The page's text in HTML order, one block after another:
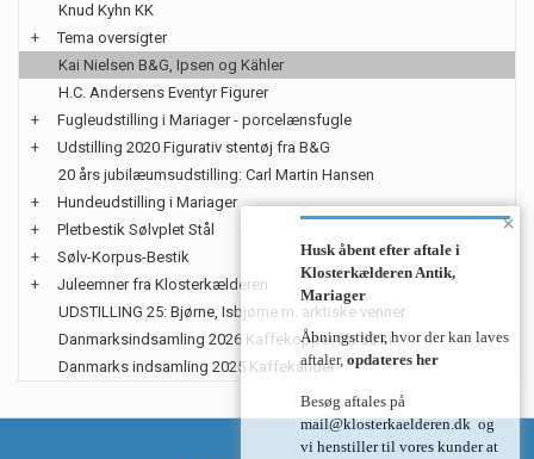
Knud Kyhn KK
+
Tema oversigter
Kai Nielsen B&G, Ipsen og Kähler
H.C. Andersens Eventyr Figurer
+
Fugleudstilling i Mariager - porcelænsfugle
+
Udstilling 2020 Figurativ stentøj fra B&G
20 års jubilæumsudstilling: Carl Martin Hansen
+
Hundeudstilling i Mariager
+
Pletbestik Sølvplet Stål
+
Sølv-Korpus-Bestik
+
Juleemner fra Klosterkælderen
UDSTILLING 25: Bjørne, Isbjørne m. arktiske venner
Danmarksindsamling 2026 Kaffekopper fra 50 kr
Danmarks indsamling 2025 Kaffekander
×
Husk åbent efter aftale i
Klosterkælderen Antik,
Mariager
Åbningstider, hvor der kan laves
aftaler, opdateres her
Besøg aftales på
mail@klosterkaelderen.dkog
vi henstiller til vores kunder at